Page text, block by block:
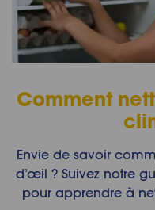
Comment
Envie de savoir
d’œil ? Suivez notre
pour apprendre à